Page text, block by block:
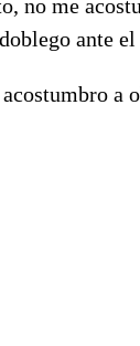
no me
ante
a